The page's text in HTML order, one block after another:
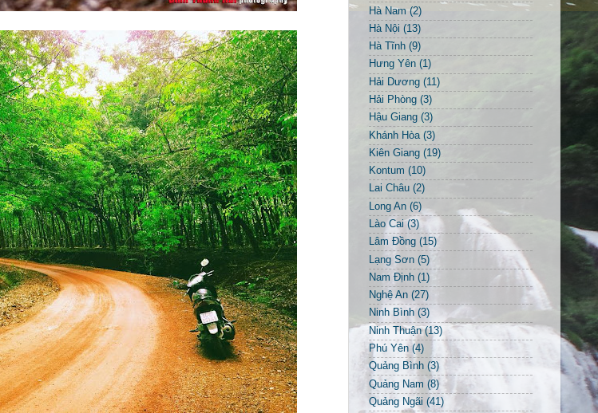
Hà Nam (2)
Hà Nội (13)
Hà Tĩnh (9)
Hưng Yên (1)
Hải Dương (11)
Hải Phòng (3)
Hậu Giang (3)
Khánh Hòa (3)
Kiên Giang (19)
Kontum (10)
Lai Châu (2)
Long An (6)
Lào Cai (3)
Lâm Đồng (15)
Lạng Sơn (5)
Nam Định (1)
Nghệ An (27)
Ninh Bình (3)
Ninh Thuận (13)
Phú Yên (4)
Quảng Bình (3)
Quảng Nam (8)
Quảng Ngãi (41)